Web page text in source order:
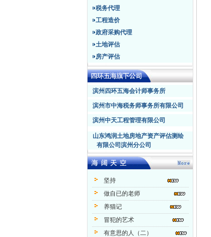
税务代理
工程造价
政府采购代理
土地评估
房产评估
滨州四环五海会计师事务所
滨州市中海税务师事务所有限公司
滨州中天工程管理有限公司
山东鸿润土地房地产资产评估测绘
有限公司滨州分公司
坚持
做自已的老师
养猫记
冒犯的艺术
有意思的人（二）